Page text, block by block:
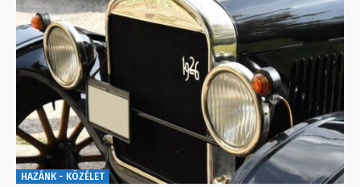
HAZÁNK - KÖZÉLET